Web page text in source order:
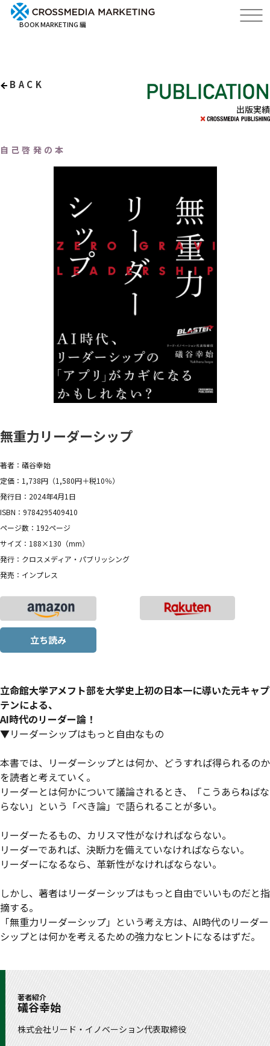
BOOK MARKETING 編
BACK
出版実績
自己啓発の本
無重力リーダーシップ
著者：礒谷幸始
定価：1,738円（1,580円＋税10％）
発行日：2024年4月1日
ISBN：9784295409410
ページ数：192ページ
サイズ：188×130（mm）
発行：クロスメディア・パブリッシング
発売：インプレス
立ち読み
立命館大学アメフト部を大学史上初の日本一に導いた元キャプ
テンによる、
AI時代のリーダー論！
▼リーダーシップはもっと自由なもの
本書では、リーダーシップとは何か、どうすれば得られるのか
を読者と考えていく。
リーダーとは何かについて議論されるとき、「こうあらねばな
らない」という「べき論」で語られることが多い。
リーダーたるもの、カリスマ性がなければならない。
リーダーであれば、決断力を備えていなければならない。
リーダーになるなら、革新性がなければならない。
しかし、著者はリーダーシップはもっと自由でいいものだと指
摘する。
「無重力リーダーシップ」という考え方は、AI時代のリーダー
シップとは何かを考えるための強力なヒントになるはずだ。
著者紹介
礒谷幸始
株式会社リード・イノベーション代表取締役